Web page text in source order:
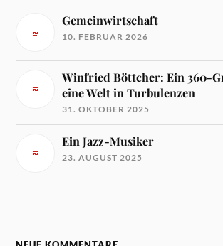
Gemeinwirtschaft
10. FEBRUAR 2026
Winfried Böttcher: Ein 360-
eine Welt in Turbulenzen
31. OKTOBER 2025
Ein Jazz-Musiker
23. AUGUST 2025